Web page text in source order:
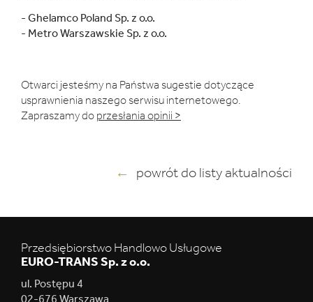
- Ghelamco Poland Sp. z o.o.
- Metro Warszawskie Sp. z o.o.
Otwarci jesteśmy na Państwa sugestie dotyczące
usprawnienia naszego serwisu internetowego.
Zapraszamy do przesłania opinii >
powrót do listy aktualności
Przedsiębiorstwo Handlowo Usługowe
EURO-TRANS Sp. z o.o.
ul. Postępu 4